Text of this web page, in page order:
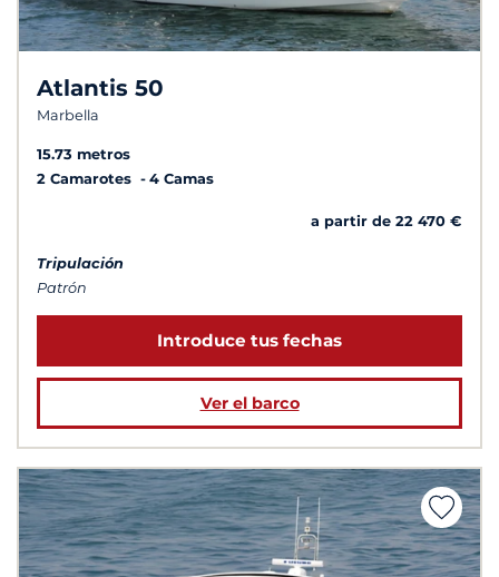
Atlantis 50
Marbella
15.73 metros
2 Camarotes
4 Camas
a partir de 22 470 €
Tripulación
Patrón
Introduce tus fechas
Ver el barco